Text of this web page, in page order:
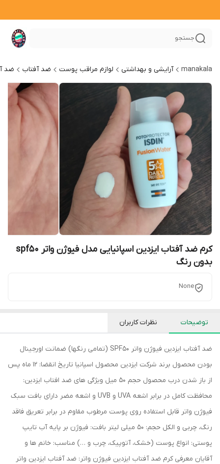
جستجو
manakala آرایشی و بهداشتی لوازم مراقب پوست ضد آفتاب ضد
کرم ضد آفتاب ایزدین اسپانیایی مدل فیوژن واتر spf50
بدون رنگ
None
توضیحات نظرات کاربران
ضد آفتاب ایزدین فیوژن واتر SPF50 (تمامی رنگها) ضمانت اورجینال
بودن محصول برند شرکت ایزدین محصول اسپانیا تاریخ انقضا: 12 ماه پس
از باز شدن درب محصول حجم 50 میل ویژگی های ضد افتاب ایزدین:
محافظت کامل در برابر اشعه UVA و UVB و اشعه مضر دارای بافت سبک
فیوژن واتر قابل استفاده روی پوست مرطوب مقاوم در برابر تعریق فاقد
رنگ، چربی و الکل حجم: 50 میلی لیتر بافت: فیوژن بر پایه آب تایپ
پوستی: انواع پوست (خشک، آتوپیک، چرب و …) مناسب: خانم ها و
آقایان معرفی کرم ضد آفتاب ایزدین فیوژن واتر: ضد آفتاب ایزدین واتر